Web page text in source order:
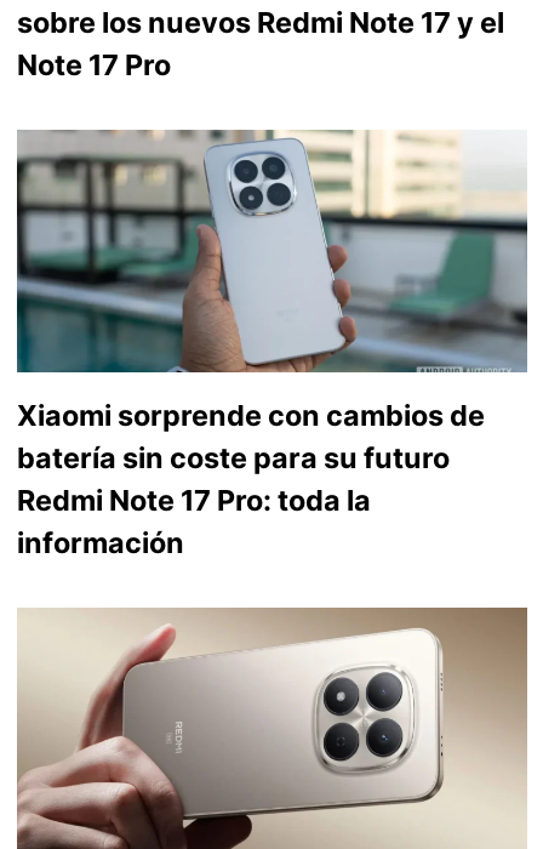
sobre los nuevos Redmi Note 17 y el
Note 17 Pro
Xiaomi sorprende con cambios de
batería sin coste para su futuro
Redmi Note 17 Pro: toda la
información